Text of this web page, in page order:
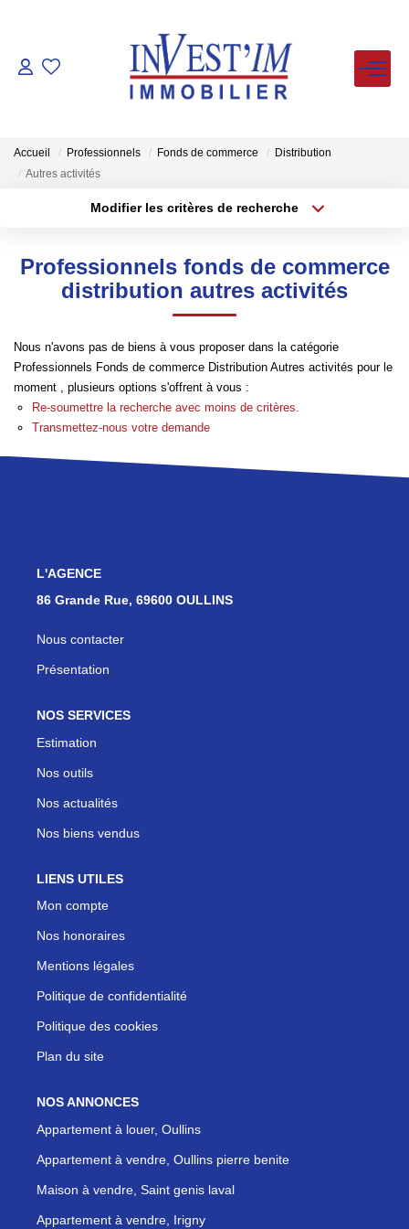
ACHETER
LOUER
VENDUS
ESTIMER
FAIRE GERER
NOS AGENCES
Les Agences
Contact
Accueil Professionnels Fonds de commerce
Distribution
Autres activités
Modifier les critères de recherche
Sélectionnez...
Type de bien
Surface min
Créer une alerte
Professionnels fonds de commerce
distribution autres activités
Nous n'avons pas de biens à vous proposer dans la catégorie
Professionnels Fonds de commerce Distribution Autres activités pour le
moment , plusieurs options s'offrent à vous :
Re-soumettre la recherche avec moins de critères.
Transmettez-nous votre demande
L'AGENCE
86 Grande Rue, 69600 OULLINS
Nous contacter
Présentation
NOS SERVICES
Estimation
Nos outils
Nos actualités
Nos biens vendus
LIENS UTILES
Mon compte
Nos honoraires
Mentions légales
Politique de confidentialité
Politique des cookies
Plan du site
NOS ANNONCES
Appartement à louer, Oullins
Appartement à vendre, Oullins pierre benite
Maison à vendre, Saint genis laval
Appartement à vendre, Irigny